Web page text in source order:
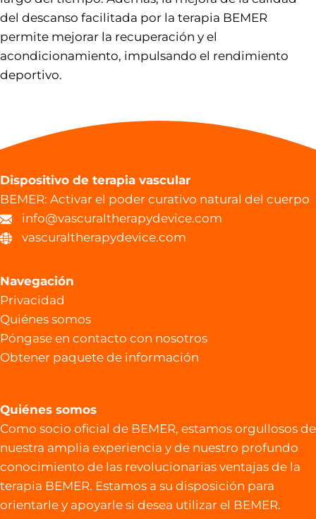
del descanso facilitada por la terapia BEMER
permite mejorar la recuperación y el
acondicionamiento, impulsando el rendimiento
deportivo.
Dispositivo de terapia vascular
BEMER: Activar el poder curativo natural del cuerpo
info@vascuraltherapydevice.com
vascuraltherapydevice.com
Navegación
Privacidad
Quiénes somos
Póngase en contacto con nosotros
Obtener paquete de información
Quiénes somos
Como socio oficial de BEMER, estamos orgullosos de
nuestra amplia experiencia y de nuestro profundo
conocimiento de las revolucionarias ventajas de la
terapia BEMER. Estamos a su disposición para
orientarle y apoyarle si desea utilizar el BEMER.